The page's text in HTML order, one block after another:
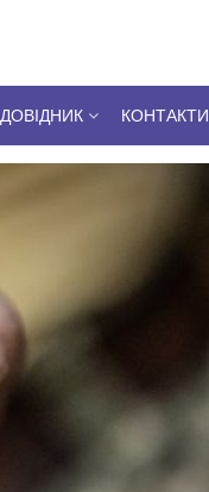
ДОВІДНИК КОНТАКТИ